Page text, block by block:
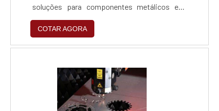
soluções para componentes metálicos em
geral.UM POUCO MAIS SOBRE A PINTURA A
PÓA Vodamed Metalúrgica objetiva sua energia
em oferecer uma estrutura com escritório de
atividades e sala de treinamento com
materiais sofisticados, tudo isso para garantir
que se tenha pintura a pó com proteção.Há
muitas maneiras eficientes de uma empresa
COTAR AGORA